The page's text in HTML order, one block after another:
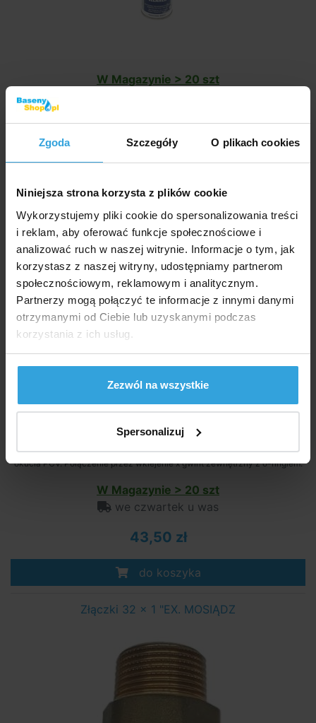
Zgoda Szczegóły O plikach cookies
Niniejsza strona korzysta z plików cookie
Wykorzystujemy pliki cookie do spersonalizowania treści
i reklam, aby oferować funkcje społecznościowe i
analizować ruch w naszej witrynie. Informacje o tym, jak
korzystasz z naszej witryny, udostępniamy partnerom
społecznościowym, reklamowym i analitycznym.
Partnerzy mogą połączyć te informacje z innymi danymi
otrzymanymi od Ciebie lub uzyskanymi podczas
korzystania z ich usług.
Zezwól na wszystkie
Spersonalizuj
W Magazynie > 20 szt
34,50 zł
do koszyka
Produkty alternatywne
Wkręcanie PVC - 50mm x 1 1/2"
okucia PCV. Połączenie przez wklejenie x gwint zewnętrzny z o-ringiem.
W Magazynie > 20 szt
we czwartek u was
43,50 zł
do koszyka
Złączki 32 x 1 "EX. MOSIĄDZ